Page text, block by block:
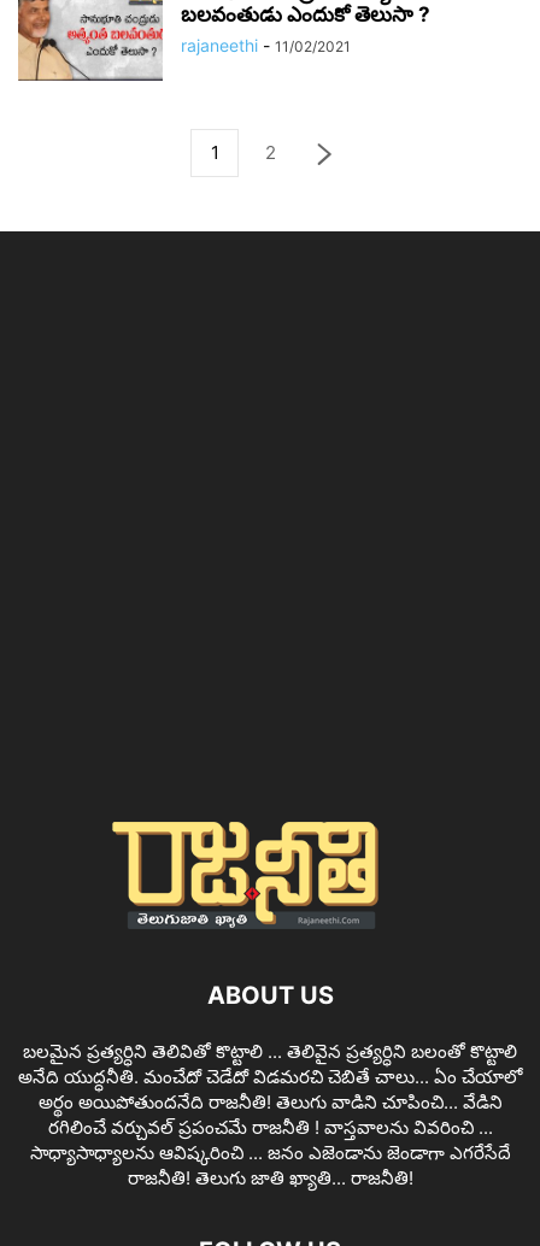
బలవంతుడు ఎందుకో తెలుసా ?
rajaneethi - 11/02/2021
1 2
ABOUT US
బలమైన ప్రత్యర్ధిని తెలివితో కొట్టాలి ... తెలివైన ప్రత్యర్ధిని బలంతో కొట్టాలి
అనేది యుద్ధనీతి. మంచేదో చెడేదో విడమరచి చెబితే చాలు... ఏం చేయాలో
అర్థం అయిపోతుందనేది రాజనీతి! తెలుగు వాడిని చూపించి... వేడిని
రగిలించే వర్చువల్ ప్రపంచమే రాజనీతి ! వాస్తవాలను వివరించి ...
సాధ్యాసాధ్యాలను ఆవిష్కరించి ... జనం ఎజెండాను జెండాగా ఎగరేసేదే
రాజనీతి! తెలుగు జాతి ఖ్యాతి... రాజనీతి!